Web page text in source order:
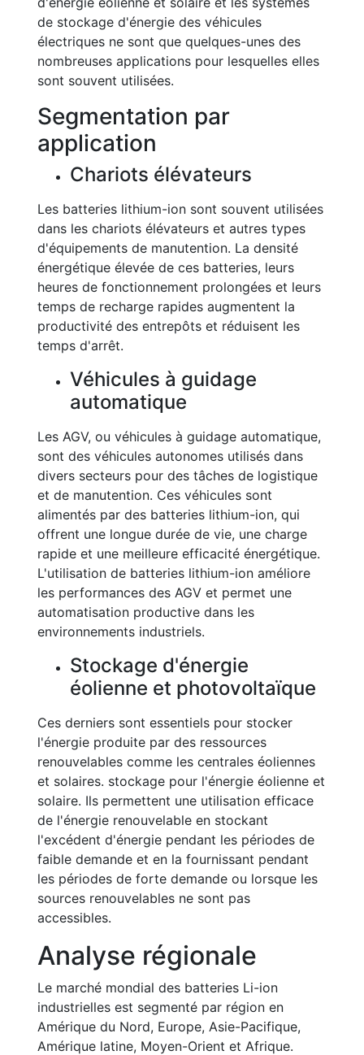
de stockage d'énergie des véhicules
électriques ne sont que quelques-unes des
nombreuses applications pour lesquelles elles
sont souvent utilisées.
Segmentation par
application
Chariots élévateurs
Les batteries lithium-ion sont souvent utilisées
dans les chariots élévateurs et autres types
d'équipements de manutention. La densité
énergétique élevée de ces batteries, leurs
heures de fonctionnement prolongées et leurs
temps de recharge rapides augmentent la
productivité des entrepôts et réduisent les
temps d'arrêt.
Véhicules à guidage
automatique
Les AGV, ou véhicules à guidage automatique,
sont des véhicules autonomes utilisés dans
divers secteurs pour des tâches de logistique
et de manutention. Ces véhicules sont
alimentés par des batteries lithium-ion, qui
offrent une longue durée de vie, une charge
rapide et une meilleure efficacité énergétique.
L'utilisation de batteries lithium-ion améliore
les performances des AGV et permet une
automatisation productive dans les
environnements industriels.
Stockage d'énergie
éolienne et photovoltaïque
Ces derniers sont essentiels pour stocker
l'énergie produite par des ressources
renouvelables comme les centrales éoliennes
et solaires. stockage pour l'énergie éolienne et
solaire. Ils permettent une utilisation efficace
de l'énergie renouvelable en stockant
l'excédent d'énergie pendant les périodes de
faible demande et en la fournissant pendant
les périodes de forte demande ou lorsque les
sources renouvelables ne sont pas
accessibles.
Analyse régionale
Le marché mondial des batteries Li-ion
industrielles est segmenté par région en
Amérique du Nord, Europe, Asie-Pacifique,
Amérique latine, Moyen-Orient et Afrique.